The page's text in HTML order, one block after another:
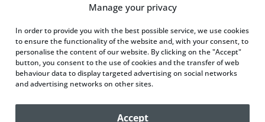
Manage your privacy
In order to provide you with the best possible service, we use cookies
to ensure the functionality of the website and, with your consent, to
personalise the content of our website. By clicking on the "Accept"
button, you consent to the use of cookies and the transfer of web
behaviour data to display targeted advertising on social networks
and advertising networks on other sites.
Accept